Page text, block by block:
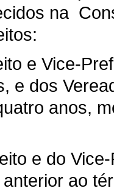
na
e Vice-
e dos
anos,
e do
ao